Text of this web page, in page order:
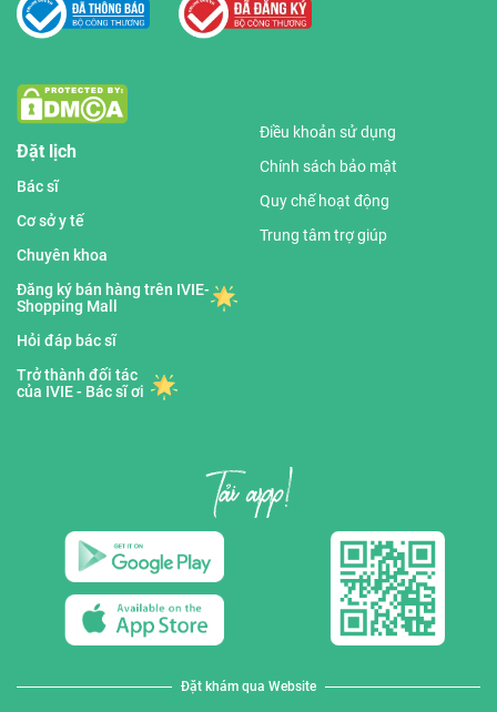
Đặt lịch
Bác sĩ
Cơ sở y tế
Chuyên khoa
Đăng ký bán hàng trên IVIE-
Shopping Mall
Hỏi đáp bác sĩ
Trở thành đối tác
của IVIE - Bác sĩ ơi
Điều khoản sử dụng
Chính sách bảo mật
Quy chế hoạt động
Trung tâm trợ giúp
Đặt khám qua Website